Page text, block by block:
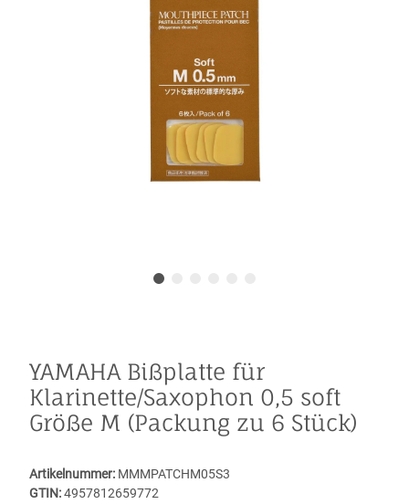
YAMAHA Bißplatte für
Klarinette/Saxophon 0,5 soft
Größe M (Packung zu 6 Stück)
Artikelnummer: MMMPATCHM05S3
GTIN:4957812659772